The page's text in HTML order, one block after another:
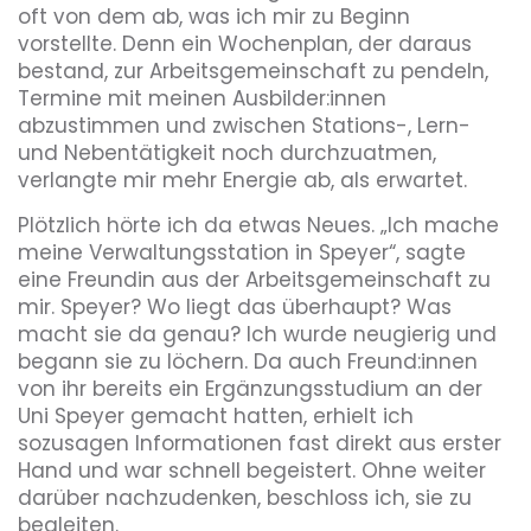
oft von dem ab, was ich mir zu Beginn
vorstellte. Denn ein Wochenplan, der daraus
bestand, zur Arbeitsgemeinschaft zu pendeln,
Termine mit meinen Ausbilder:innen
abzustimmen und zwischen Stations-, Lern-
und Nebentätigkeit noch durchzuatmen,
verlangte mir mehr Energie ab, als erwartet.
Plötzlich hörte ich da etwas Neues. „Ich mache
meine Verwaltungsstation in Speyer“, sagte
eine Freundin aus der Arbeitsgemeinschaft zu
mir. Speyer? Wo liegt das überhaupt? Was
macht sie da genau? Ich wurde neugierig und
begann sie zu löchern. Da auch Freund:innen
von ihr bereits ein Ergänzungsstudium an der
Uni Speyer gemacht hatten, erhielt ich
sozusagen Informationen fast direkt aus erster
Hand und war schnell begeistert. Ohne weiter
darüber nachzudenken, beschloss ich, sie zu
begleiten.